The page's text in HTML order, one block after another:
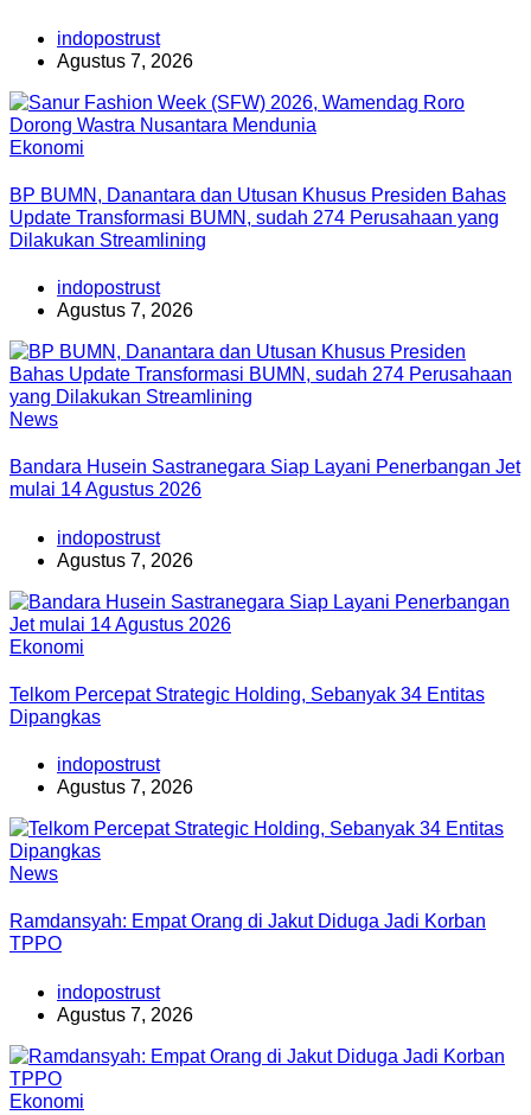
indopostrust
Agustus 7, 2026
Ekonomi
BP BUMN, Danantara dan Utusan Khusus Presiden Bahas
Update Transformasi BUMN, sudah 274 Perusahaan yang
Dilakukan Streamlining
indopostrust
Agustus 7, 2026
News
Bandara Husein Sastranegara Siap Layani Penerbangan Jet
mulai 14 Agustus 2026
indopostrust
Agustus 7, 2026
Ekonomi
Telkom Percepat Strategic Holding, Sebanyak 34 Entitas
Dipangkas
indopostrust
Agustus 7, 2026
News
Ramdansyah: Empat Orang di Jakut Diduga Jadi Korban
TPPO
indopostrust
Agustus 7, 2026
Ekonomi